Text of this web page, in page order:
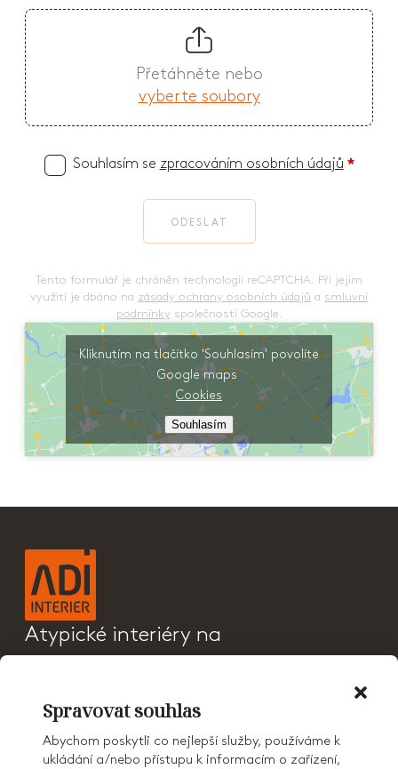
Spravovat souhlas
Abychom poskytli co nejlepší služby, používáme k
ukládání a/nebo přístupu k informacím o zařízení,
Kliknutím na tlačítko 'Souhlasím' povolíte
Google maps
Cookies
Souhlasím
Přetáhněte nebo
vyberte soubory
Souhlasím se zpracováním osobních údajů *
ODESLAT
Tento formulář je chráněn technologií reCAPTCHA. Při jejim
využití je dbáno na zásady ochrany osobních údajů a smluvní
podmínky společnosti Google.
Atypické interiéry na
CENÍK
O NÁS
KONTAKT